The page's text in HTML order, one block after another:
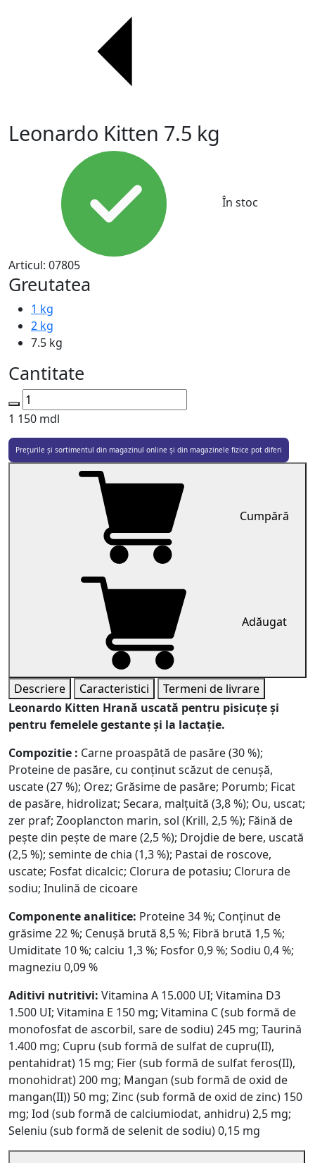
Leonardo Kitten 7.5 kg
În stoc
Articul: 07805
Greutatea
1 kg
2 kg
7.5 kg
Cantitate
1 150 mdl
Prețurile și sortimentul din magazinul online și din magazinele fizice pot diferi
Cumpără
Adăugat
Descriere Caracteristici
Termeni de livrare
Leonardo Kitten Hrană uscată pentru pisicuțe și
pentru femelele gestante și la lactație.
Compozitie : Carne proaspătă de pasăre (30 %);
Proteine ​​de pasăre, cu conținut scăzut de cenușă,
uscate (27 %); Orez; Grăsime de pasăre; Porumb; Ficat
de pasăre, hidrolizat; Secara, malțuită (3,8 %); Ou, uscat;
zer praf; Zooplancton marin, sol (Krill, 2,5 %); Făină de
pește din pește de mare (2,5 %); Drojdie de bere, uscată
(2,5 %); seminte de chia (1,3 %); Pastai de roscove,
uscate; Fosfat dicalcic; Clorura de potasiu; Clorura de
sodiu; Inulină de cicoare
Componente analitice: Proteine ​​34 %; Conținut de
grăsime 22 %; Cenușă brută 8,5 %; Fibră brută 1,5 %;
Umiditate 10 %; calciu 1,3 %; Fosfor 0,9 %; Sodiu 0,4 %;
magneziu 0,09 %
Aditivi nutritivi: Vitamina A 15.000 UI; Vitamina D3
1.500 UI; Vitamina E 150 mg; Vitamina C (sub formă de
monofosfat de ascorbil, sare de sodiu) 245 mg; Taurină
1.400 mg; Cupru (sub formă de sulfat de cupru(II),
pentahidrat) 15 mg; Fier (sub formă de sulfat feros(II),
monohidrat) 200 mg; Mangan (sub formă de oxid de
mangan(II)) 50 mg; Zinc (sub formă de oxid de zinc) 150
mg; Iod (sub formă de calciumiodat, anhidru) 2,5 mg;
Seleniu (sub formă de selenit de sodiu) 0,15 mg